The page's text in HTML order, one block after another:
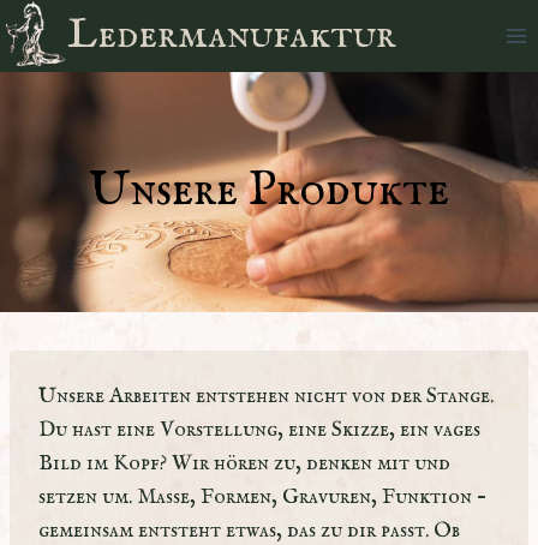
Zum
Inhalt
springen
Ledermanufaktur
Unsere Produkte
Unsere Arbeiten entstehen nicht von der Stange.
Du hast eine Vorstellung, eine Skizze, ein vages
Bild im Kopf? Wir hören zu, denken mit und
setzen um. Maße, Formen, Gravuren, Funktion –
gemeinsam entsteht etwas, das zu dir passt. Ob